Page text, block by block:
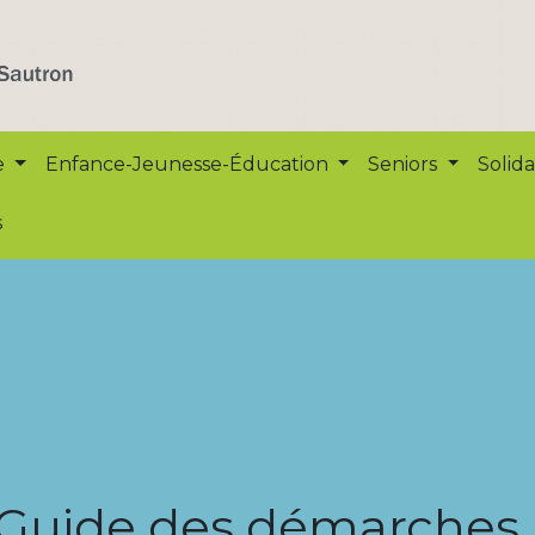
Enfance-Jeunesse-Éducation Seniors